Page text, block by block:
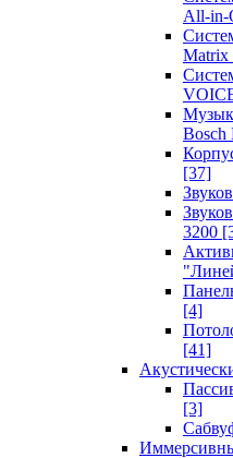
All-in-
Matrix
Bosch
[37]
3200
[4]
[41]
[3]